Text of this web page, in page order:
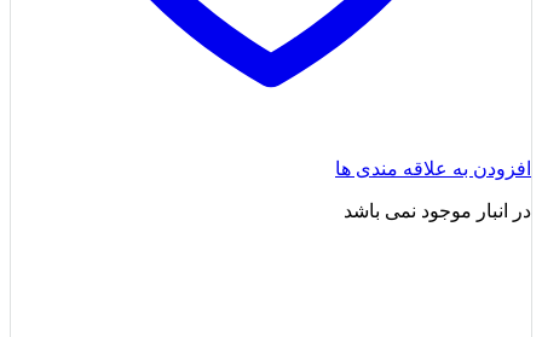
افزودن به علاقه مندی ها
در انبار موجود نمی باشد